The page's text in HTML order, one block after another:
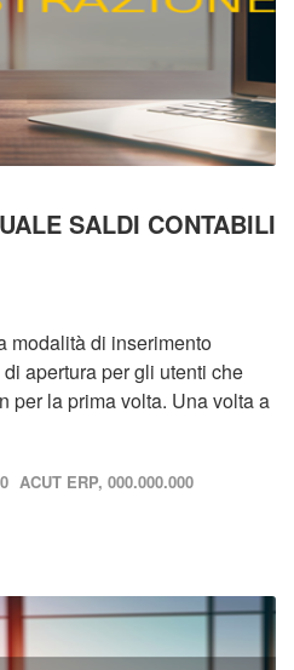
SALDI CONTABILI
modalità di inserimento
apertura per gli utenti che
per la prima volta. Una volta a
ACUT ERP, 000.000.000